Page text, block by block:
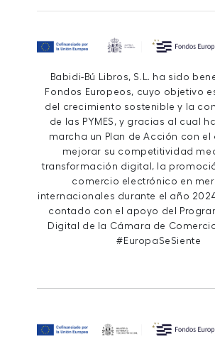
Babidi-Bú Libros, S.L. ha sido
Fondos Europeos, cuyo objetivo
del crecimiento sostenible y la
de las PYMES, y gracias al cual
marcha un Plan de Acción con el
mejorar su competitividad
transformación digital, la
comercio electrónico en
internacionales durante el año
contado con el apoyo del
Digital de la Cámara de
#EuropaSeSiente